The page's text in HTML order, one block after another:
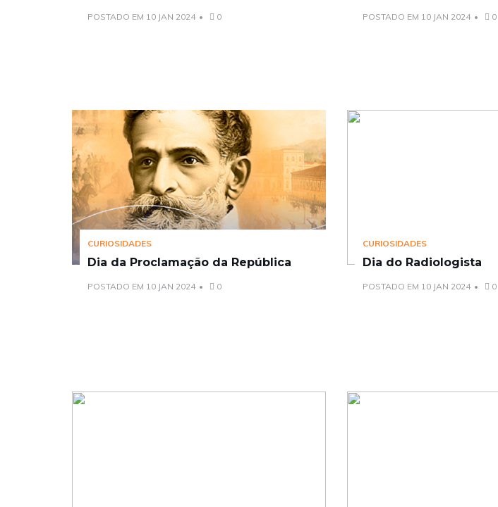
POSTADO EM 10 JAN 2024 0 POSTADO EM 10 JAN 2024 0
CURIOSIDADES
Dia da Proclamação da República
POSTADO EM 10 JAN 2024 0
CURIOSIDADES
Dia do Radiologista
POSTADO EM 10 JAN 2024 0